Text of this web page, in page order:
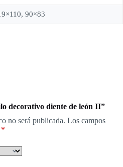
90×83
decorativo diente de león II”
no será publicada. Los campos
*